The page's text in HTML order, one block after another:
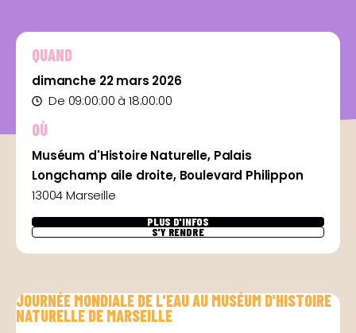
QUAND
dimanche 22 mars 2026
De 09:00:00 à 18:00:00
OÙ
Muséum d'Histoire Naturelle, Palais
Longchamp aile droite, Boulevard Philippon
13004 Marseille
PLUS D'INFOS
S'Y RENDRE
JOURNÉE MONDIALE DE L'EAU AU MUSÉUM D'HISTOIRE
NATURELLE DE MARSEILLE